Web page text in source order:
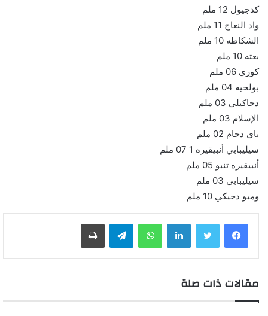
كدجيول 12 ملم
واد النعاج 11 ملم
الشكاطه 10 ملم
بعته 10 ملم
كوري 06 ملم
بولحيه 04 ملم
دجاكيلي 03 ملم
الإسلام 03 ملم
باي دجام 02 ملم
سيليبابي أنبيقيره 1 07 ملم
أنبيقيره تنبو 05 ملم
سيليبابي 03 ملم
ومبو دجيكي 10 ملم
لينكدإن واتساب
مقالات ذات صلة